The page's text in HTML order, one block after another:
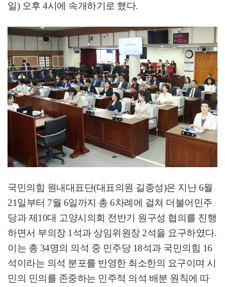
일) 오후 4시에 속개하기로 했다.
국민의힘 원내대표단(대표의원 길종성)은 지난6월
21일부터 7월 6일까지 총 6차례에 걸쳐 더불어민주
당과 제10대 고양시의회 전반기 원구성 협의를 진행
하면서 부의장 1 석과 상임위원장 2석을 요구하였다.
이는 총 34명의 의석 중 민주당 18석과 국민의힘 16
석이라는 의석 분포를 반영한 최소한의 요구이며 시
민의 민의를 존중하는 민주적 의석 배분 원칙에 따